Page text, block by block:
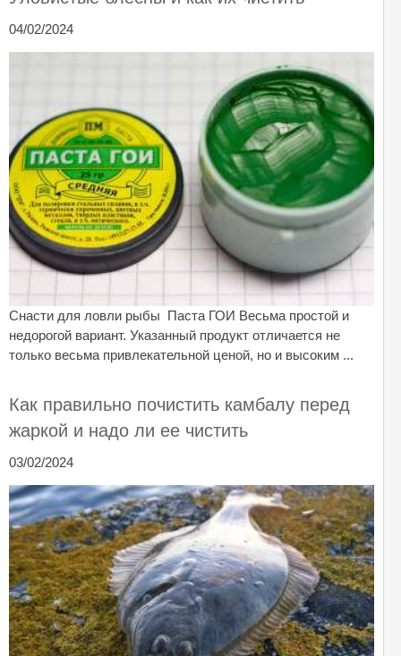
04/02/2024
Снасти для ловли рыбы Паста ГОИ Весьма простой и
недорогой вариант. Указанный продукт отличается не
только весьма привлекательной ценой, но и высоким ...
Как правильно почистить камбалу перед
жаркой и надо ли ее чистить
03/02/2024